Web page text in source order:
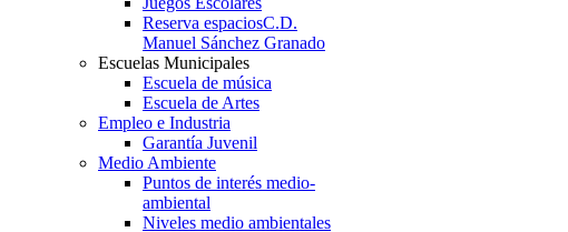
Reserva espaciosC.D.
Manuel Sánchez Granado
Escuelas Municipales
Escuela de música
Escuela de Artes
Empleo e Industria
Garantía Juvenil
Medio Ambiente
Puntos de interés medio-
ambiental
Niveles medio ambientales